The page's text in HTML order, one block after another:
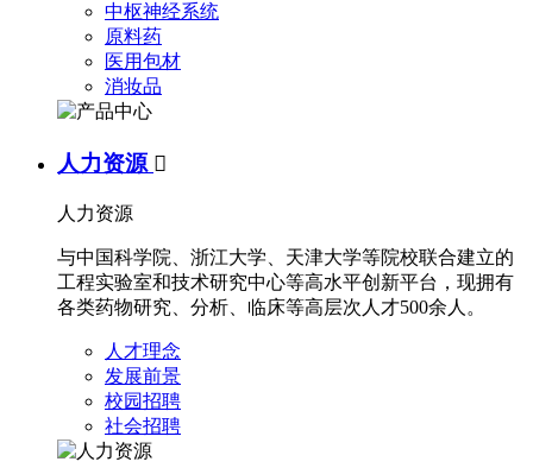
中枢神经系统
原料药
医用包材
消妆品
人力资源 
人力资源
与中国科学院、浙江大学、天津大学等院校联合建立的
工程实验室和技术研究中心等高水平创新平台，现拥有
各类药物研究、分析、临床等高层次人才500余人。
人才理念
发展前景
校园招聘
社会招聘